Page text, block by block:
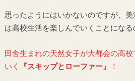
思ったようにはいかないのですが、
は高校生活を楽しんでいくことになる
田舎生まれの天然女子が大都会の高
いく
『スキップとローファー』 ！